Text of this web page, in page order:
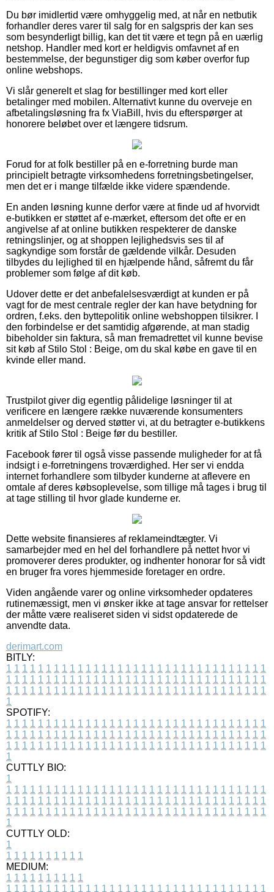
Du bør imidlertid være omhyggelig med, at når en netbutik
forhandler deres varer til salg for en salgspris der kan ses
som besynderligt billig, kan det tit være et tegn på en uærlig
netshop. Handler med kort er heldigvis omfavnet af en
bestemmelse, der begunstiger dig som køber overfor fup
online webshops.
Vi slår generelt et slag for bestillinger med kort eller
betalinger med mobilen. Alternativt kunne du overveje en
afbetalingsløsning fra fx ViaBill, hvis du efterspørger at
honorere beløbet over et længere tidsrum.
Forud for at folk bestiller på en e-forretning burde man
principielt betragte virksomhedens forretningsbetingelser,
men det er i mange tilfælde ikke videre spændende.
En anden løsning kunne derfor være at finde ud af hvorvidt
e-butikken er støttet af e-mærket, eftersom det ofte er en
angivelse af at online butikken respekterer de danske
retningslinjer, og at shoppen lejlighedsvis ses til af
sagkyndige som forstår de gældende vilkår. Desuden
tilbydes du lejlighed til en hjælpende hånd, såfremt du får
problemer som følge af dit køb.
Udover dette er det anbefalelsesværdigt at kunden er på
vagt for de mest centrale regler der kan have betydning for
ordren, f.eks. den byttepolitik online webshoppen tilsikrer. I
den forbindelse er det samtidig afgørende, at man stadig
bibeholder sin faktura, så man fremadrettet vil kunne bevise
sit køb af Stilo Stol : Beige, om du skal købe en gave til en
kvinde eller mand.
Trustpilot giver dig egentlig pålidelige løsninger til at
verificere en længere række nuværende konsumenters
anmeldelser og derved støtter vi, at du betragter e-butikkens
kritik af Stilo Stol : Beige før du bestiller.
Facebook fører til også visse passende muligheder for at få
indsigt i e-forretningens troværdighed. Her ser vi endda
internet forhandlere som tilbyder kunderne at aflevere en
omtale af deres købsoplevelse, som tillige må tages i brug til
at tage stilling til hvor glade kunderne er.
Dette website finansieres af reklameindtægter. Vi
samarbejder med en hel del forhandlere på nettet hvor vi
promoverer deres produkter, og indhenter honorar for så vidt
en bruger fra vores hjemmeside foretager en ordre.
Viden angående varer og online virksomheder opdateres
rutinemæssigt, men vi ønsker ikke at tage ansvar for rettelser
der måtte være realiseret siden vi sidst opdaterede de
anvendte data.
derimart.com
BITLY:
1 1 1 1 1 1 1 1 1 1 1 1 1 1 1 1 1 1 1 1 1 1 1 1 1 1 1 1 1 1 1 1 1
1 1 1 1 1 1 1 1 1 1 1 1 1 1 1 1 1 1 1 1 1 1 1 1 1 1 1 1 1 1 1 1 1
1 1 1 1 1 1 1 1 1 1 1 1 1 1 1 1 1 1 1 1 1 1 1 1 1 1 1 1 1 1 1 1 1
1
SPOTIFY:
1 1 1 1 1 1 1 1 1 1 1 1 1 1 1 1 1 1 1 1 1 1 1 1 1 1 1 1 1 1 1 1 1
1 1 1 1 1 1 1 1 1 1 1 1 1 1 1 1 1 1 1 1 1 1 1 1 1 1 1 1 1 1 1 1 1
1 1 1 1 1 1 1 1 1 1 1 1 1 1 1 1 1 1 1 1 1 1 1 1 1 1 1 1 1 1 1 1 1
1
CUTTLY BIO:
1
1 1 1 1 1 1 1 1 1 1 1 1 1 1 1 1 1 1 1 1 1 1 1 1 1 1 1 1 1 1 1 1 1
1 1 1 1 1 1 1 1 1 1 1 1 1 1 1 1 1 1 1 1 1 1 1 1 1 1 1 1 1 1 1 1 1
1 1 1 1 1 1 1 1 1 1 1 1 1 1 1 1 1 1 1 1 1 1 1 1 1 1 1 1 1 1 1 1 1
1
CUTTLY OLD:
1
1 1 1 1 1 1 1 1 1 1
MEDIUM:
1 1 1 1 1 1 1 1 1 1
1 1 1 1 1 1 1 1 1 1 1 1 1 1 1 1 1 1 1 1 1 1 1 1 1 1 1 1 1 1 1 1 1